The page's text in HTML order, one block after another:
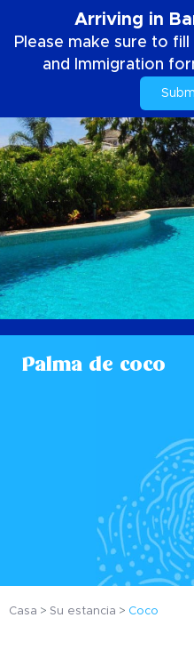
Arriving in
Please make sure to
and Immigration
Palma de coco
Casa Su estancia Coco